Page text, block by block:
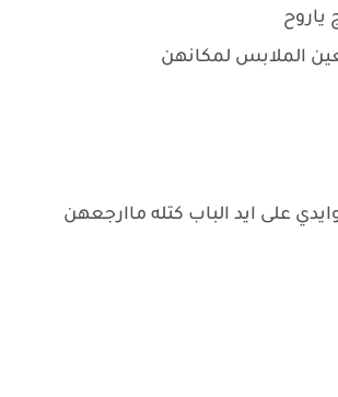
ياروح
على ايد الباب كتله ماارجعهن